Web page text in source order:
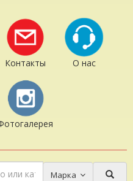
Контакты О нас
Марка